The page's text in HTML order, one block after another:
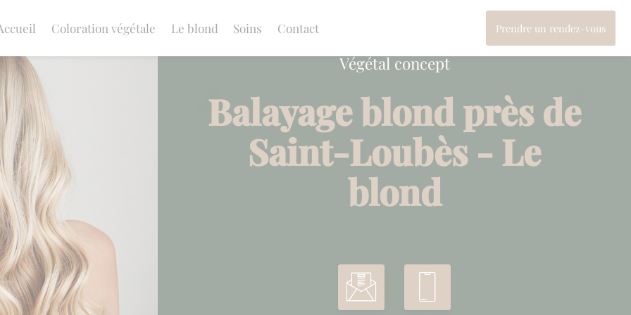
Coloration végétale Le blond Soins Contact Prendre un rendez-vous
Végétal concept
Balayage blond près de
Saint-Loubès - Le
blond